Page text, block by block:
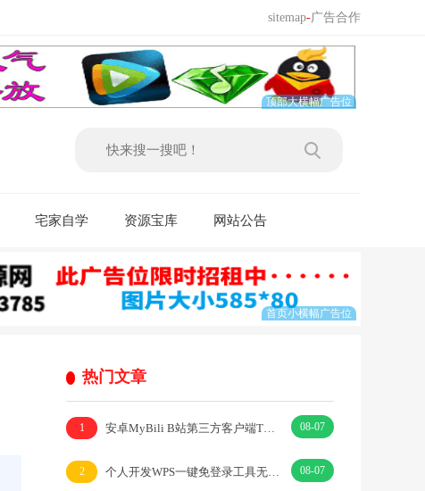
sitemap-广告合作
宅家自学 资源宝库 网站公告
热门文章
1 安卓MyBili B站第三方客户端TV版v1.6.9 08-07
2 个人开发WPS一键免登录工具无需登录账号 08-07